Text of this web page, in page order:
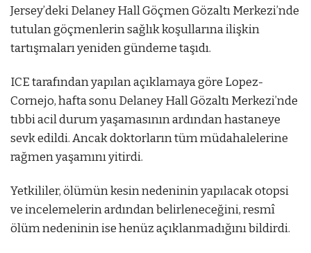
Jersey’deki Delaney Hall Göçmen Gözaltı Merkezi’nde
tutulan göçmenlerin sağlık koşullarına ilişkin
tartışmaları yeniden gündeme taşıdı.
ICE tarafından yapılan açıklamaya göre Lopez-
Cornejo, hafta sonu Delaney Hall Gözaltı Merkezi’nde
tıbbi acil durum yaşamasının ardından hastaneye
sevk edildi. Ancak doktorların tüm müdahalelerine
rağmen yaşamını yitirdi.
Yetkililer, ölümün kesin nedeninin yapılacak otopsi
ve incelemelerin ardından belirleneceğini, resmî
ölüm nedeninin ise henüz açıklanmadığını bildirdi.